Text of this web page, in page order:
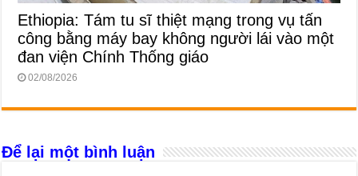
Ethiopia: Tám tu sĩ thiệt mạng trong vụ tấn
công bằng máy bay không người lái vào một
đan viện Chính Thống giáo
02/08/2026
Để lại một bình luận